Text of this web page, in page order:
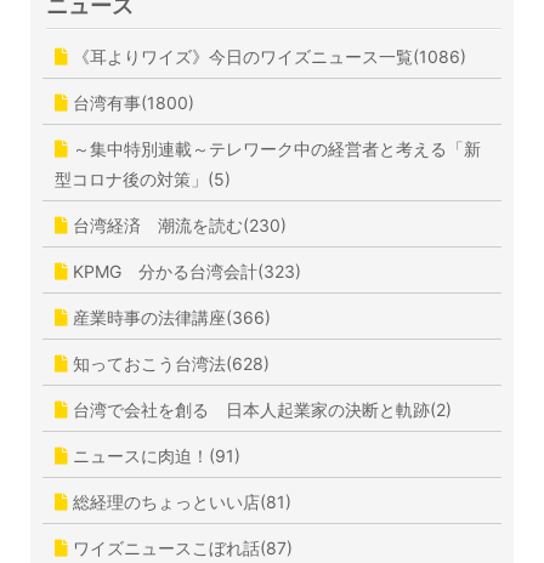
ニュース
《耳よりワイズ》今日のワイズニュース一覧(1086)
台湾有事(1800)
～集中特別連載～テレワーク中の経営者と考える「新
型コロナ後の対策」(5)
台湾経済 潮流を読む(230)
KPMG 分かる台湾会計(323)
産業時事の法律講座(366)
知っておこう台湾法(628)
台湾で会社を創る 日本人起業家の決断と軌跡(2)
ニュースに肉迫！(91)
総経理のちょっといい店(81)
ワイズニュースこぼれ話(87)